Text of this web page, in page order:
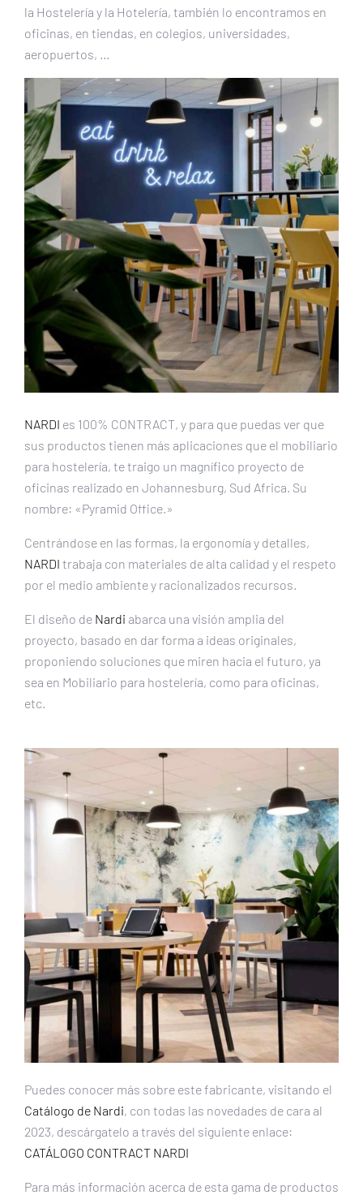
la Hostelería y la Hotelería, también lo encontramos en
oficinas, en tiendas, en colegios, universidades,
aeropuertos, …
NARDI es 100% CONTRACT, y para que puedas ver que
sus productos tienen más aplicaciones que el mobiliario
para hostelería, te traigo un magnífico proyecto de
oficinas realizado en Johannesburg, Sud Africa. Su
nombre: «Pyramid Office.»
Centrándose en las formas, la ergonomía y detalles,
NARDI trabaja con materiales de alta calidad y el respeto
por el medio ambiente y racionalizados recursos.
El diseño de Nardi abarca una visión amplia del
proyecto, basado en dar forma a ideas originales,
proponiendo soluciones que miren hacia el futuro, ya
sea en Mobiliario para hostelería, como para oficinas,
etc.
Puedes conocer más sobre este fabricante, visitando el
Catálogo de Nardi, con todas las novedades de cara al
2023, descárgatelo a través del siguiente enlace:
CATÁLOGO CONTRACT NARDI
Para más información acerca de esta gama de productos